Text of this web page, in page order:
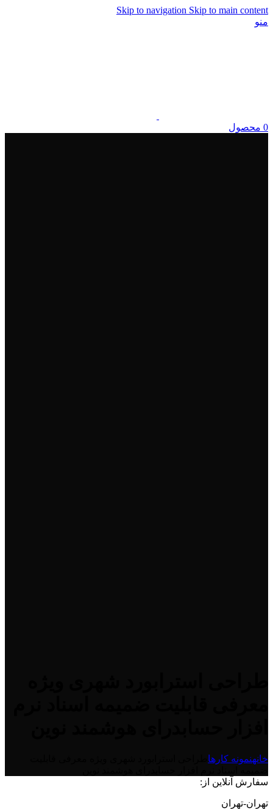
Skip to navigation Skip to main content
منو
0 محصول
خانهنمونه کارها
سفارش آنلاین از:
تهران-تهران